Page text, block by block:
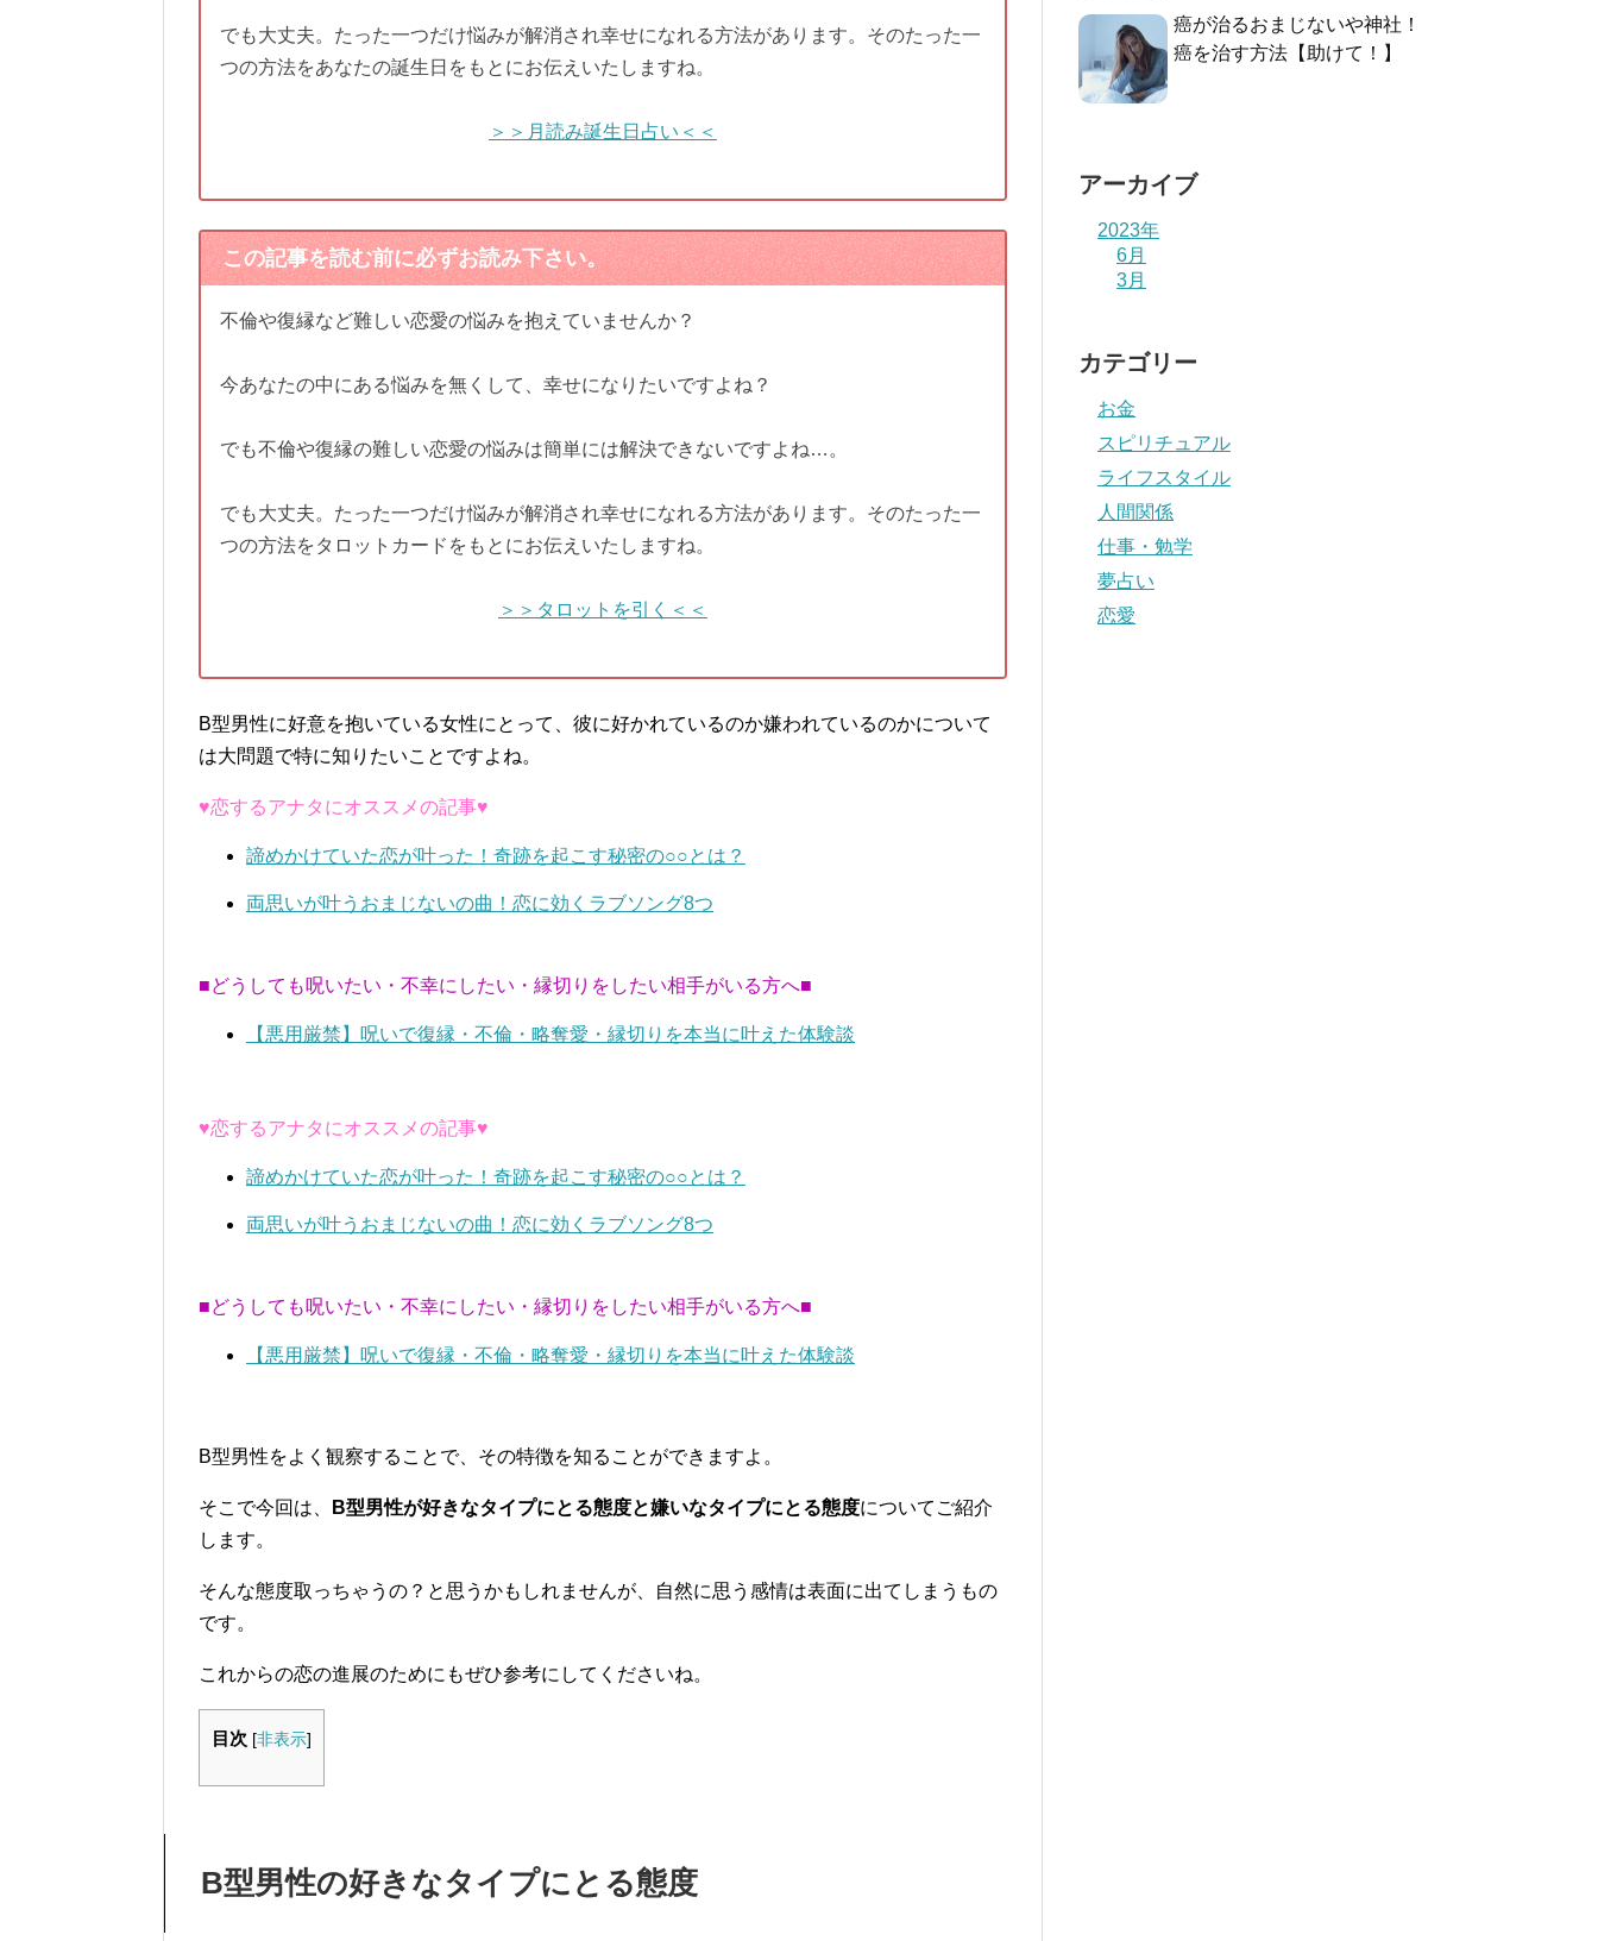
でも大丈夫。たった一つだけ悩みが解消され幸せになれる方法があります。そのたった一
つの方法をあなたの誕生日をもとにお伝えいたしますね。
＞＞月読み誕生日占い＜＜
この記事を読む前に必ずお読み下さい。
不倫や復縁など難しい恋愛の悩みを抱えていませんか？
今あなたの中にある悩みを無くして、幸せになりたいですよね？
でも不倫や復縁の難しい恋愛の悩みは簡単には解決できないですよね…。
でも大丈夫。たった一つだけ悩みが解消され幸せになれる方法があります。そのたった一
つの方法をタロットカードをもとにお伝えいたしますね。
＞＞タロットを引く＜＜
B型男性に好意を抱いている女性にとって、彼に好かれているのか嫌われているのかについて
は大問題で特に知りたいことですよね。
♥恋するアナタにオススメの記事♥
諦めかけていた恋が叶った！奇跡を起こす秘密の○○とは？
両思いが叶うおまじないの曲！恋に効くラブソング8つ
■どうしても呪いたい・不幸にしたい・縁切りをしたい相手がいる方へ■
【悪用厳禁】呪いで復縁・不倫・略奪愛・縁切りを本当に叶えた体験談
♥恋するアナタにオススメの記事♥
諦めかけていた恋が叶った！奇跡を起こす秘密の○○とは？
両思いが叶うおまじないの曲！恋に効くラブソング8つ
■どうしても呪いたい・不幸にしたい・縁切りをしたい相手がいる方へ■
【悪用厳禁】呪いで復縁・不倫・略奪愛・縁切りを本当に叶えた体験談
B型男性をよく観察することで、その特徴を知ることができますよ。
そこで今回は、 B型男性が好きなタイプにとる態度と嫌いなタイプにとる態度についてご紹介
します。
そんな態度取っちゃうの？と思うかもしれませんが、自然に思う感情は表面に出てしまうもの
です。
これからの恋の進展のためにもぜひ参考にしてくださいね。
目次 [非表示]
B型男性の好きなタイプにとる態度
癌が治るおまじないや神社！
癌を治す方法【助けて！】
アーカイブ
2023年
6月
3月
カテゴリー
お金
スピリチュアル
ライフスタイル
人間関係
仕事・勉学
夢占い
恋愛